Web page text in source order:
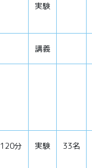
実験
講義
120分 実験 33名